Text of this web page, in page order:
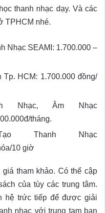
thanh nhạc dạy. Và các
TPHCM nhé.
Nhạc SEAMI: 1.700.000 –
HCM: 1.700.000 đồng/
Nhạc, Âm Nhạc
tháng.
Thanh Nhạc
10 giờ
tham khảo. Có thể cập
của tùy các trung tâm.
hệ trức tiếp để được giải
nhạc với trung tam bạn